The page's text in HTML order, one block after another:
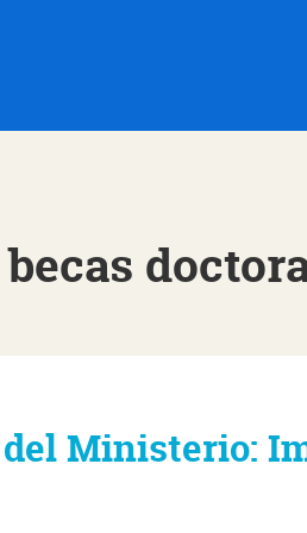
del Ministerio: